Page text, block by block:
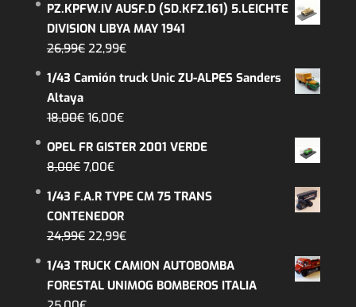
PZ.KPFW.IV AUSF.D (SD.KFZ.161) 5.LEICHTE
DIVISION LIBYA MAY 1941
26,99€ El
26,99€.
22,99€El
1/43 Camión truck Unic ZU-ALPES Sanders
Altaya
18,00€ El
era:
18,00€.
16,00€El
16,00€.
OPEL FR GISTER 2001 VERDE
8,00€ El
8,00€.
7,00€El
1/43 F.A.R TYPE CM 75 TRANS
CONTENEDOR
24,99€ El
22,99€El
1/43 TRUCK CAMION AUTOBOMBA
FORESTAL UNIMOG BOMBEROS ITALIA